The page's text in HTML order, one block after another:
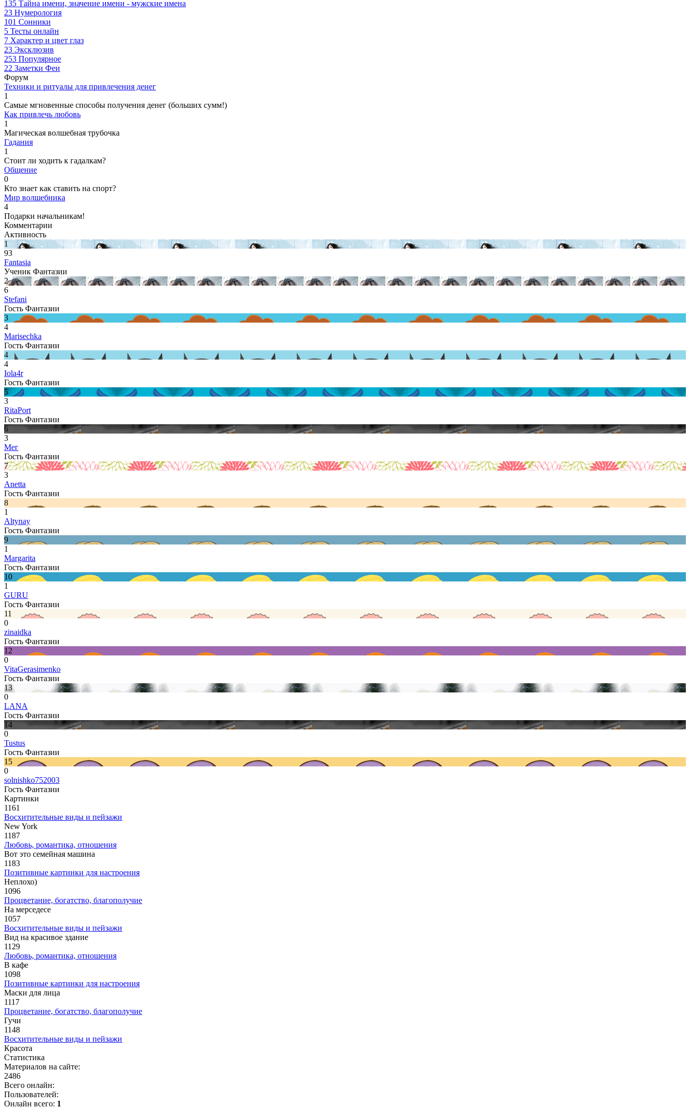
135 Тайна имени, значение имени - мужские имена
23 Нумерология
101 Сонники
5 Тесты онлайн
7 Характер и цвет глаз
23 Эксклюзив
253 Популярное
22 Заметки Феи
Форум
Техники и ритуалы для привлечения денег
1
Самые мгновенные способы получения денег (больших сумм!)
Как привлечь любовь
1
Магическая волшебная трубочка
Гадания
1
Стоит ли ходить к гадалкам?
Общение
0
Кто знает как ставить на спорт?
Мир волшебника
4
Подарки начальникам!
Комментарии
Активность
1
93
Fantasia
Ученик Фантазии
2
6
Stefani
Гость Фантазии
3
4
Marisechka
Гость Фантазии
4
4
Iola4r
Гость Фантазии
5
3
RitaPort
Гость Фантазии
6
3
Мег
Гость Фантазии
7
3
Anetta
Гость Фантазии
8
1
Altynay
Гость Фантазии
9
1
Margarita
Гость Фантазии
10
1
GURU
Гость Фантазии
11
0
zinaidka
Гость Фантазии
12
0
VitaGerasimenko
Гость Фантазии
13
0
LANA
Гость Фантазии
14
0
Tustus
Гость Фантазии
15
0
solnishko752003
Гость Фантазии
Картинки
1161
Восхитительные виды и пейзажи
New York
1187
Любовь, романтика, отношения
Вот это семейная машина
1183
Позитивные картинки для настроения
Неплохо)
1096
Процветание, богатство, благополучие
На мерседесе
1057
Восхитительные виды и пейзажи
Вид на красивое здание
1129
Любовь, романтика, отношения
В кафе
1098
Позитивные картинки для настроения
Маски для лица
1117
Процветание, богатство, благополучие
Гучи
1148
Восхитительные виды и пейзажи
Красота
Статистика
Материалов на сайте:
2486
Всего онлайн:
Пользователей:
Онлайн всего: 1